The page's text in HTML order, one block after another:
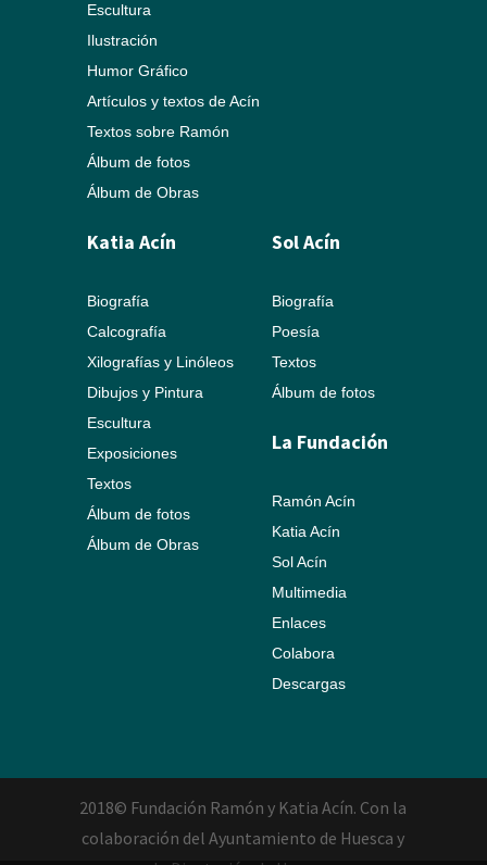
Escultura
Ilustración
Humor Gráfico
Artículos y textos de Acín
Textos sobre Ramón
Álbum de fotos
Álbum de Obras
Katia Acín
Biografía
Calcografía
Xilografías y Linóleos
Dibujos y Pintura
Escultura
Exposiciones
Textos
Álbum de fotos
Álbum de Obras
Sol Acín
Biografía
Poesía
Textos
Álbum de fotos
La Fundación
Ramón Acín
Katia Acín
Sol Acín
Multimedia
Enlaces
Colabora
Descargas
2018© Fundación Ramón y Katia Acín. Con la
colaboración del Ayuntamiento de Huesca y